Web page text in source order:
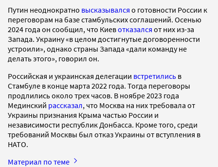
Путин неоднократно высказывался о готовности России к
переговорам на базе стамбульских соглашений. Осенью
2024 года он сообщил, что Киевотказался от них из-за
Запада. Украину «в целом достигнутые договоренности
устроили», однако страны Запада «дали команду не
делать этого», говорил он.
Российская и украинская делегации встретились в
Стамбуле в конце марта 2022 года. Тогда переговоры
продлились около трех часов. В ноябре 2023 года
Мединский рассказал, что Москва на них требовала от
Украины признания Крыма частью России и
независимости республик Донбасса. Кроме того, среди
требований Москвы был отказ Украины от вступления в
НАТО.
Материал по теме